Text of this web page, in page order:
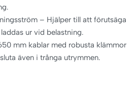
– Hjälper till att förutsäga
ur vid belastning.
mm kablar med robusta klämmor
även i trånga utrymmen.